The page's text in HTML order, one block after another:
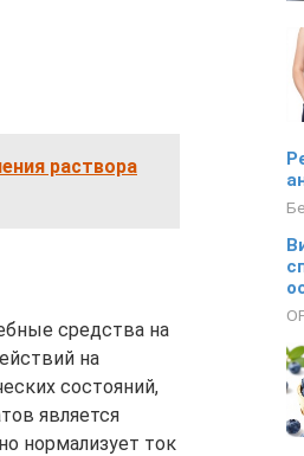
раствора
средства на
на
состояний,
является
нормализует ток